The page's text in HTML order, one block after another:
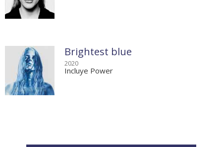
Brightest blue
2020
Incluye Power